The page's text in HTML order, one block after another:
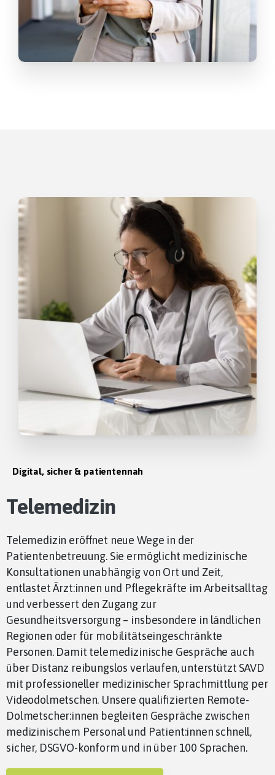
Digital, sicher & patientennah
Telemedizin
Telemedizin eröffnet neue Wege in der
Patientenbetreuung. Sie ermöglicht medizinische
Konsultationen unabhängig von Ort und Zeit,
entlastet Ärzt:innen und Pflegekräfte im Arbeitsalltag
und verbessert den Zugang zur
Gesundheitsversorgung – insbesondere in ländlichen
Regionen oder für mobilitätseingeschränkte
Personen. Damit telemedizinische Gespräche auch
über Distanz reibungslos verlaufen, unterstützt SAVD
mit professioneller medizinischer Sprachmittlung per
Videodolmetschen. Unsere qualifizierten Remote-
Dolmetscher:innen begleiten Gespräche zwischen
medizinischem Personal und Patient:innen schnell,
sicher, DSGVO-konform und in über 100 Sprachen.